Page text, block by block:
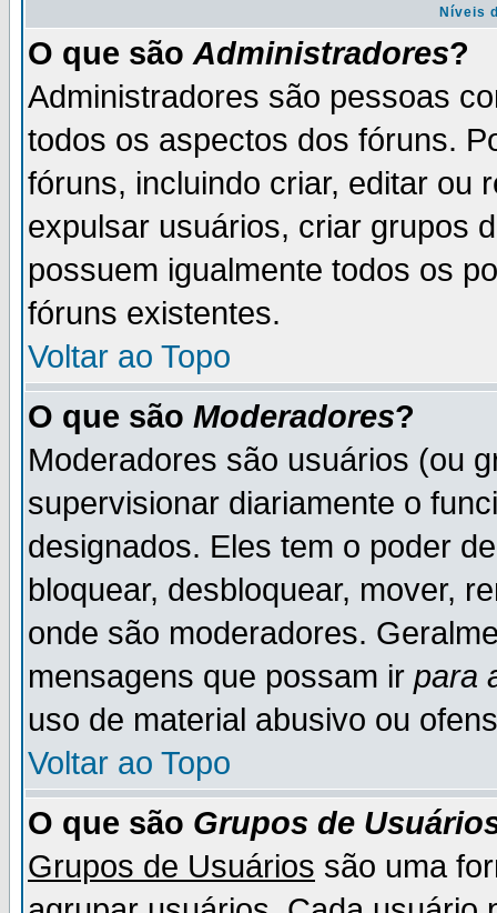
Níveis
O que são Administradores?
Administradores são pessoas
todos os aspectos dos fóruns.
fóruns, incluindo criar, editar ou
expulsar usuários, criar grupos
possuem igualmente todos os
fóruns existentes.
Voltar ao Topo
O que são Moderadores?
Moderadores são usuários (ou
supervisionar diariamente o
designados. Eles tem o poder
bloquear, desbloquear, mover,
onde são moderadores.
mensagens que possam ir para
uso de material abusivo ou
Voltar ao Topo
O que são Grupos de
Grupos de Usuários são uma